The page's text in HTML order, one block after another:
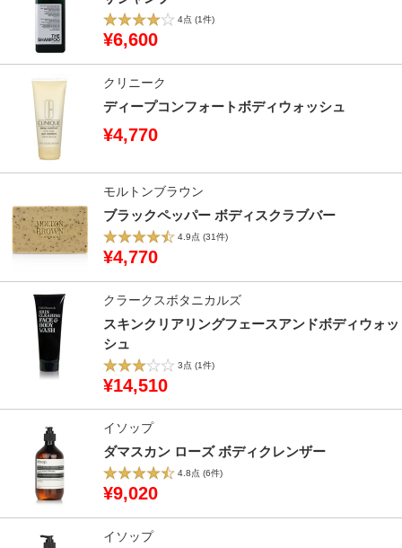
4点 (1件)
¥6,600
クリニーク
ディープコンフォートボディウォッシュ
¥4,770
モルトンブラウン
ブラックペッパー ボディスクラブバー
4.9点 (31件)
¥4,770
クラークスボタニカルズ
スキンクリアリングフェースアンドボディウォッ
シュ
3点 (1件)
¥14,510
イソップ
ダマスカン ローズ ボディクレンザー
4.8点 (6件)
¥9,020
イソップ